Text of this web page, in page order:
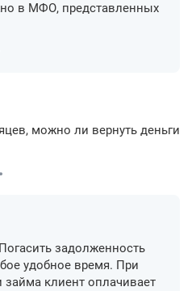
в МФО, представленных
можно ли вернуть деньги
задолженность
удобное время. При
клиент оплачивает